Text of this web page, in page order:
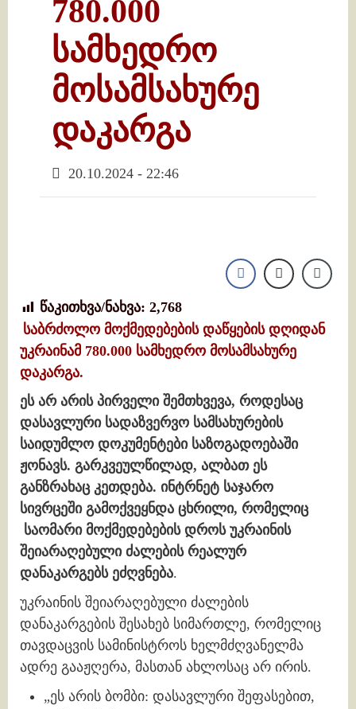
780.000
სამხედრო
მოსამსახურე
დაკარგა
20.10.2024 - 22:46
წაკითხვა/ნახვა: 2,768
საბრძოლო მოქმედებების დაწყების დღიდან
უკრაინამ 780.000 სამხედრო მოსამსახურე
დაკარგა.
ეს არ არის პირველი შემთხვევა, როდესაც
დასავლური სადაზვერვო სამსახურების
საიდუმლო დოკუმენტები საზოგადოებაში
ჟონავს. გარკვეულწილად, ალბათ ეს
განზრახაც კეთდება. ინტრნეტ საჯარო
სივრცეში გამოქვეყნდა ცხრილი, რომელიც
საომარი მოქმედებების დროს უკრაინის
შეიარაღებული ძალების რეალურ
დანაკარგებს ეძღვნება.
უკრაინის შეიარაღებული ძალების
დანაკარგების შესახებ სიმართლე, რომელიც
თავდაცვის სამინისტროს ხელმძღვანელმა
ადრე გააჟღერა, მასთან ახლოსაც არ ირის.
„ეს არის ბომბი: დასავლური შეფასებით,